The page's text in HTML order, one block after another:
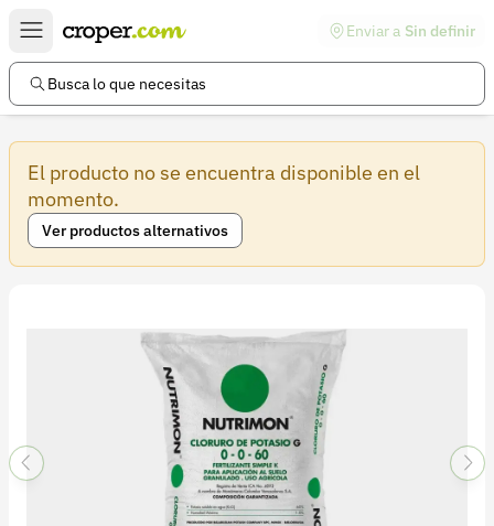
Enviar a Sin definir
Busca lo que necesitas
El producto no se encuentra disponible en el
momento.
Ver productos alternativos
Enlaces de interés
Preguntas frecuentes
Ayuda
Información legal
Términos y condiciones
Política de privacidad
Registrarse